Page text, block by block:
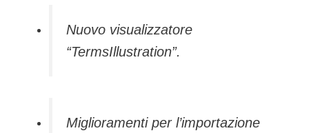
Nuovo visualizzatore
“TermsIllustration”.
Miglioramenti per l’importazione